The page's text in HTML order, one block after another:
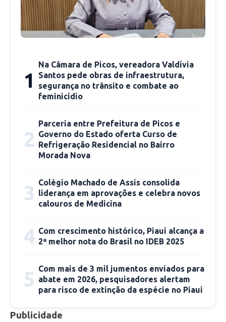
A Polícia Civil reitera a importância da
anônimas continuem sendo repassadas por
meio do formulário disponível no link: 🔗
https://abre.ai/fM9Z
1
Na Câmara de Picos, vereadora Valdívia
Santos pede obras de infraestrutura,
segurança no trânsito e combate ao
feminicídio
2
Parceria entre Prefeitura de Picos e
Governo do Estado oferta Curso de
Refrigeração Residencial no Bairro
Morada Nova
3 Colégio Machado de Assis consolida
liderança em aprovações e celebra novos
calouros de Medicina
4 Com crescimento histórico, Piauí alcança a
2ª melhor nota do Brasil no IDEB 2025
5 Com mais de 3 mil jumentos enviados para
abate em 2026, pesquisadores alertam
para risco de extinção da espécie no Piauí
Publicidade